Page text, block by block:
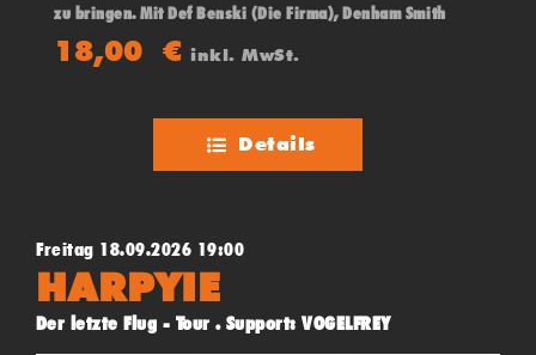
zu bringen. Mit Def Benski (Die Firma), Denham Smith
18,00€ inkl. MwSt.
Details
Freitag 18.09.2026 19:00
HARPYIE
Der letzte Flug - Tour . Support: VOGELFREY